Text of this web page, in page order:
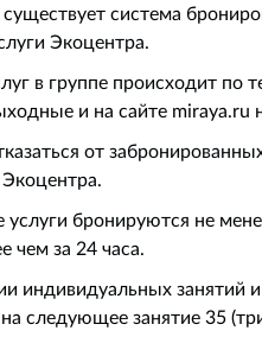
система
Экоцентра.
в группе происходит
и на сайте miraya.ru
от
бронируются не
чем за 24 часа.
индивидуальных занятий и
на следующее занятие 35